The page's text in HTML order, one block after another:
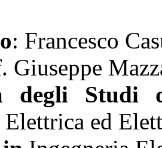
: Francesco
Giuseppe
degli
ed